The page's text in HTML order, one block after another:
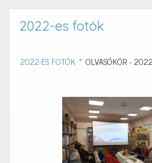
2022-es fotók
2022-ES FOTÓK » OLVASÓKÖR -